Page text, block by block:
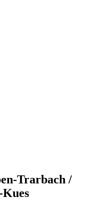
Trarbach /